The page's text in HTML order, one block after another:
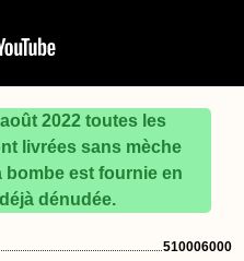
2022 toutes les
livrées sans mèche
bombe est fournie en
dénudée.
510006000